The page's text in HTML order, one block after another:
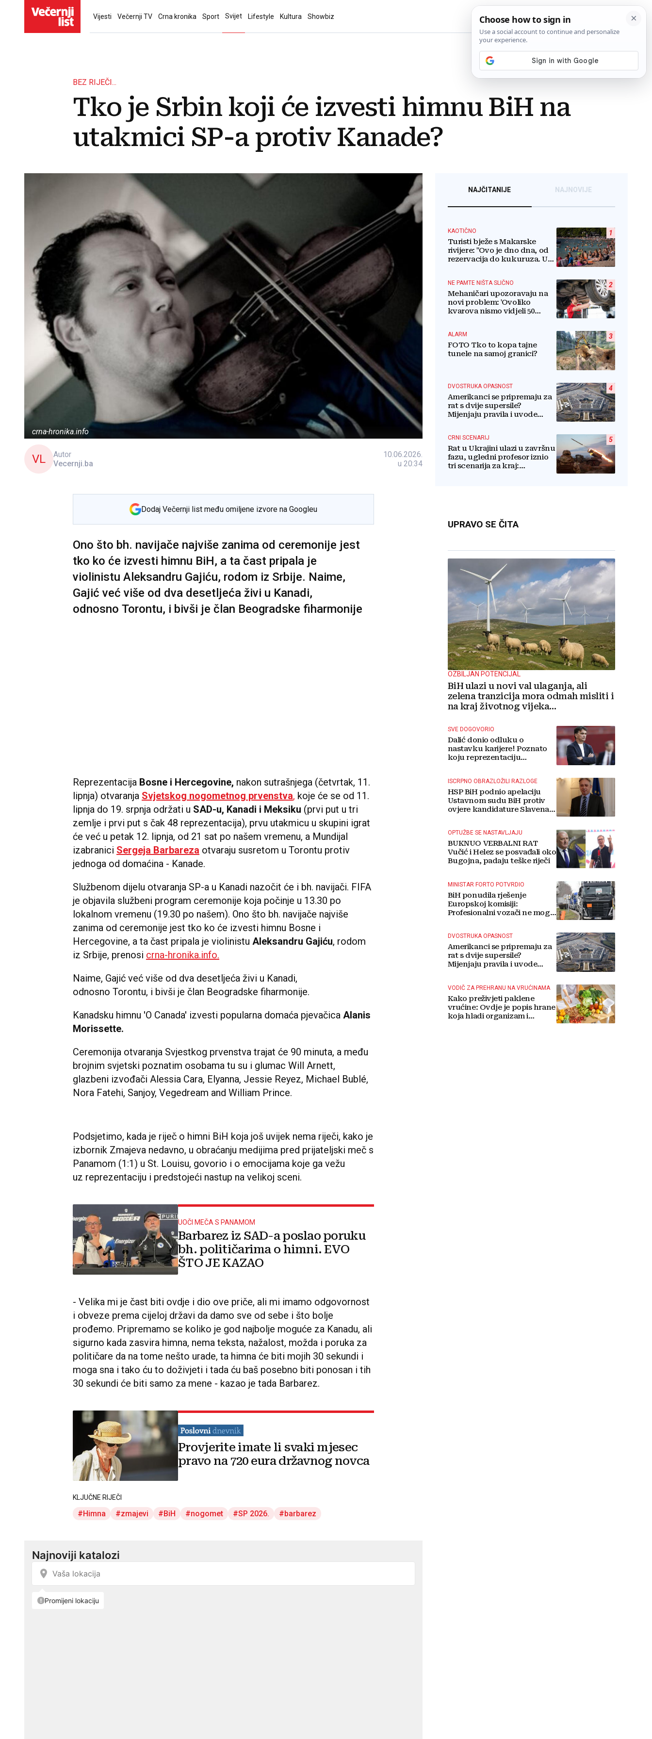
Vijesti Večernji TV Crna kronika Sport Svijet Lifestyle Kultura Showbiz
BEZ RIJEČI...
Tko je Srbin koji će izvesti himnu BiH na
utakmici SP-a protiv Kanade?
crna-hronika.info
VL
Autor
Vecernji.ba
10.06.2026.
u 20:34
Dodaj Večernji list među omiljene izvore na Googleu
Ono što bh. navijače najviše zanima od ceremonije jest
tko ko će izvesti himnu BiH, a ta čast pripala je
violinistu Aleksandru Gajiću, rodom iz Srbije. Naime,
Gajić već više od dva desetljeća živi u Kanadi,
odnosno Torontu, i bivši je član Beogradske fiharmonije
Reprezentacija Bosne i Hercegovine, nakon sutrašnjega (četvrtak, 11.
lipnja) otvaranja Svjetskog nogometnog prvenstva, koje će se od 11.
lipnja do 19. srpnja održati u SAD-u, Kanadi i Meksiku (prvi put u tri
zemlje i prvi put s čak 48 reprezentacija), prvu utakmicu u skupini igrat
će već u petak 12. lipnja, od 21 sat po našem vremenu, a Mundijal
izabranici Sergeja Barbareza otvaraju susretom u Torontu protiv
jednoga od domaćina - Kanade.
Službenom dijelu otvaranja SP-a u Kanadi nazočit će i bh. navijači. FIFA
je objavila službeni program ceremonije koja počinje u 13.30 po
lokalnom vremenu (19.30 po našem). Ono što bh. navijače najviše
zanima od ceremonije jest tko ko će izvesti himnu Bosne i
Hercegovine, a ta čast pripala je violinistu Aleksandru Gajiću, rodom
iz Srbije, prenosi crna-hronika.info.
Naime, Gajić već više od dva desetljeća živi u Kanadi,
odnosno Torontu, i bivši je član Beogradske fiharmonije.
Kanadsku himnu 'O Canada' izvesti popularna domaća pjevačica Alanis
Morissette.
Ceremonija otvaranja Svjestkog prvenstva trajat će 90 minuta, a među
brojnim svjetski poznatim osobama tu su i glumac Will Arnett,
glazbeni izvođači Alessia Cara, Elyanna, Jessie Reyez, Michael Bublé,
Nora Fatehi, Sanjoy, Vegedream and William Prince.
Podsjetimo, kada je riječ o himni BiH koja još uvijek nema riječi, kako je
izbornik Zmajeva nedavno, u obraćanju medijima pred prijateljski meč s
Panamom (1:1) u St. Louisu, govorio i o emocijama koje ga vežu
uz reprezentaciju i predstojeći nastup na velikoj sceni.
UOČI MEČA S PANAMOM
Barbarez iz SAD-a poslao poruku
bh. političarima o himni. EVO
ŠTO JE KAZAO
- Velika mi je čast biti ovdje i dio ove priče, ali mi imamo odgovornost
i obveze prema cijeloj državi da damo sve od sebe i što bolje
prođemo. Pripremamo se koliko je god najbolje moguće za Kanadu, ali
sigurno kada zasvira himna, nema teksta, nažalost, možda i poruka za
političare da na tome nešto urade, ta himna će biti mojih 30 sekundi i
moga sna i tako ću to doživjeti i tada ću baš posebno biti ponosan i tih
30 sekundi će biti samo za mene - kazao je tada Barbarez.
Provjerite imate li svaki mjesec
pravo na 720 eura državnog novca
KLJUČNE RIJEČI
Himna zmajevi BiH nogomet SP 2026. barbarez
NAJČITANIJE NAJNOVIJE
1
KAOTIČNO
Turisti bježe s Makarske
rivijere: "Ovo je dno dna, od
rezervacija do kukuruza. U
2
NE PAMTE NIŠTA SLIČNO
Mehaničari upozoravaju na
novi problem: 'Ovoliko
kvarova nismo vidjeli 50
3
ALARM
FOTO Tko to kopa tajne
tunele na samoj granici?
4
DVOSTRUKA OPASNOST
Amerikanci se pripremaju za
rat s dvije supersile?
Mijenjaju pravila i uvode
5
CRNI SCENARIJ
Rat u Ukrajini ulazi u završnu
fazu, ugledni profesor iznio
tri scenarija za kraj:
UPRAVO SE ČITA
OZBILJAN POTENCIJAL
BiH ulazi u novi val ulaganja, ali
zelena tranzicija mora odmah misliti i
na kraj životnog vijeka
SVE DOGOVORIO
Dalić donio odluku o
nastavku karijere! Poznato
koju reprezentaciju
ISCRPNO OBRAZLOŽILI RAZLOGE
HSP BiH podnio apelaciju
Ustavnom sudu BiH protiv
ovjere kandidature Slavena
OPTUŽBE SE NASTAVLJAJU
BUKNUO VERBALNI RAT
Vučić i Helez se posvađali oko
Bugojna, padaju teške riječi
MINISTAR FORTO POTVRDIO
BiH ponudila rješenje
Europskoj komisiji:
Profesionalni vozači ne mogu
DVOSTRUKA OPASNOST
Amerikanci se pripremaju za
rat s dvije supersile?
Mijenjaju pravila i uvode
VODIČ ZA PREHRANU NA VRUĆINAMA
Kako preživjeti paklene
vrućine: Ovdje je popis hrane
koja hladi organizam i